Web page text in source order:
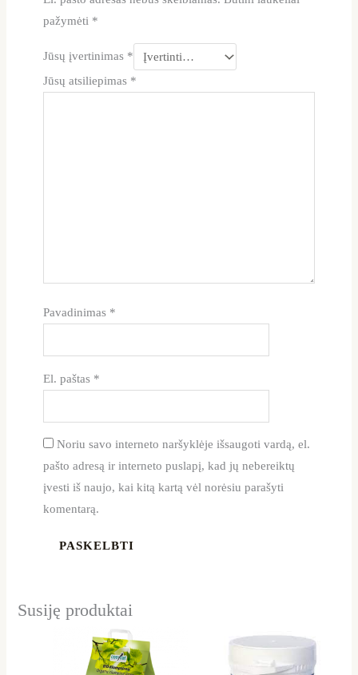
pažymėti *
Jūsų įvertinimas *
Jūsų atsiliepimas *
Pavadinimas *
El. paštas *
Noriu savo interneto naršyklėje išsaugoti vardą, el.
pašto adresą ir interneto puslapį, kad jų nebereiktų
įvesti iš naujo, kai kitą kartą vėl norėsiu parašyti
komentarą.
Susiję produktai